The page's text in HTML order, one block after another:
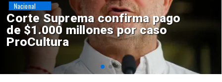
Codelco suspende
construcción de Andes Norte
en El Teniente por riesgos
sísmicos
Nacional